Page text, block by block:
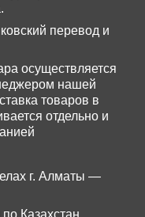
перевод и
осуществляется
нашей
товаров в
отдельно и
г. Алматы —
Казахстан